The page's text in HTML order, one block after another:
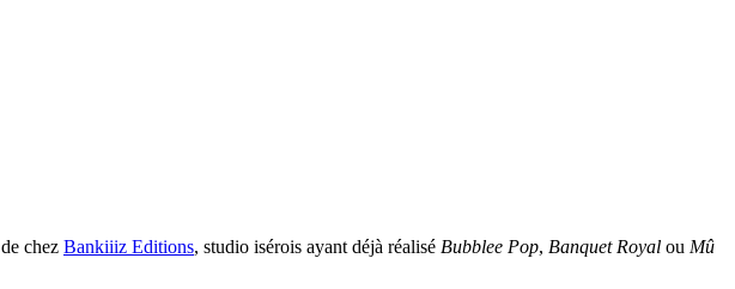
chez Bankiiiz Editions, studio isérois ayant déjà réalisé Bubblee Pop, Banquet Royal ou Mû